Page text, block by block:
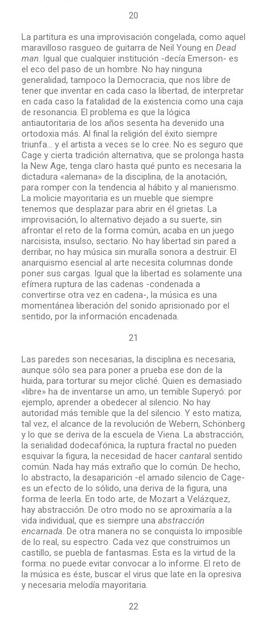
20
La partitura es una improvisación congelada, como aquel
maravilloso rasgueo de guitarra de Neil Young en Dead
man. Igual que cualquier institución -decía Emerson- es
el eco del paso de un hombre. No hay ninguna
generalidad, tampoco la Democracia, que nos libre de
tener que inventar en cada caso la libertad, de interpretar
en cada caso la fatalidad de la existencia como una caja
de resonancia. El problema es que la lógica
antiautoritaria de los años sesenta ha devenido una
ortodoxia más. Al final la religión del éxito siempre
triunfa… y el artista a veces se lo cree. No es seguro que
Cage y cierta tradición alternativa, que se prolonga hasta
la New Age, tenga claro hasta qué punto es necesaria la
dictadura «alemana» de la disciplina, de la anotación,
para romper con la tendencia al hábito y al manierismo.
La molicie mayoritaria es un mueble que siempre
tenemos que desplazar para abrir en él grietas. La
improvisación, lo alternativo dejado a su suerte, sin
afrontar el reto de la forma común, acaba en un juego
narcisista, insulso, sectario. No hay libertad sin pared a
derribar, no hay música sin muralla sonora a destruir. El
anarquismo esencial al arte necesita columnas donde
poner sus cargas. Igual que la libertad es solamente una
efímera ruptura de las cadenas -condenada a
convertirse otra vez en cadena-, la música es una
momentánea liberación del sonido aprisionado por el
sentido, por la información encadenada.
21
Las paredes son necesarias, la disciplina es necesaria,
aunque sólo sea para poner a prueba ese don de la
huida, para torturar su mejor cliché. Quien es demasiado
«libre» ha de inventarse un amo, un temible Superyó: por
ejemplo, aprender a obedecer al silencio. No hay
autoridad más temible que la del silencio. Y esto matiza,
tal vez, el alcance de la revolución de Webern, Schönberg
y lo que se deriva de la escuela de Viena. La abstracción,
la serialidad dodecafónica, la ruptura fractal no pueden
esquivar la figura, la necesidad de hacer cantaral sentido
común. Nada hay más extraño que lo común. De hecho,
lo abstracto, la desaparición -el amado silencio de Cage-
es un efecto de lo sólido, una deriva de la figura, una
forma de leerla. En todo arte, de Mozart a Velázquez,
hay abstracción. De otro modo no se aproximaría a la
vida individual, que es siempre una abstracción
encarnada. De otra manera no se conquista lo imposible
de lo real, su espectro. Cada vez que construimos un
castillo, se puebla de fantasmas. Esta es la virtud de la
forma: no puede evitar convocar a lo informe. El reto de
la música es éste, buscar el virus que late en la opresiva
y necesaria melodía mayoritaria.
22